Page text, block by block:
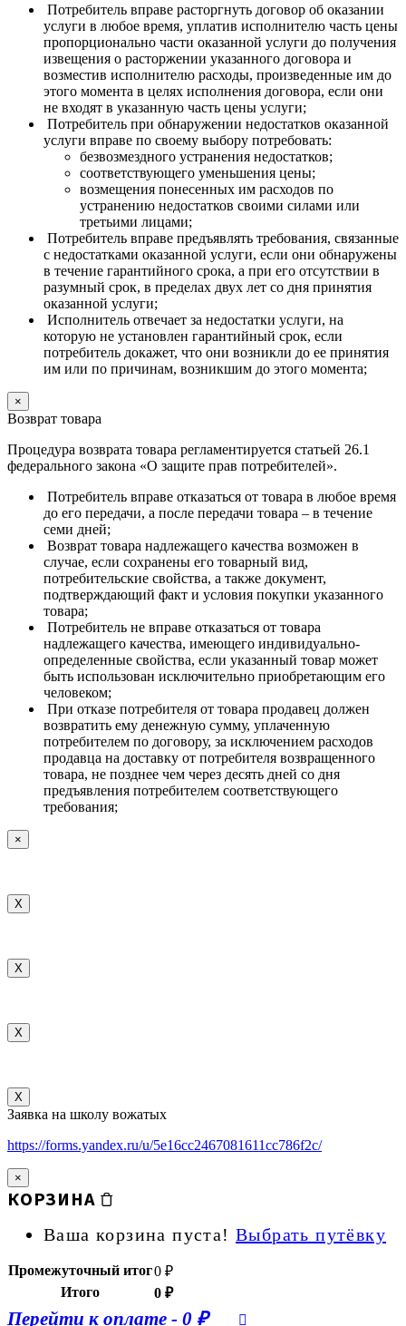
Потребитель вправе расторгнуть договор об оказании
услуги в любое время, уплатив исполнителю часть цены
пропорционально части оказанной услуги до получения
извещения о расторжении указанного договора и
возместив исполнителю расходы, произведенные им до
этого момента в целях исполнения договора, если они
не входят в указанную часть цены услуги;
Потребитель при обнаружении недостатков оказанной
услуги вправе по своему выбору потребовать:
безвозмездного устранения недостатков;
соответствующего уменьшения цены;
возмещения понесенных им расходов по
устранению недостатков своими силами или
третьими лицами;
Потребитель вправе предъявлять требования, связанные
с недостатками оказанной услуги, если они обнаружены
в течение гарантийного срока, а при его отсутствии в
разумный срок, в пределах двух лет со дня принятия
оказанной услуги;
Исполнитель отвечает за недостатки услуги, на
которую не установлен гарантийный срок, если
потребитель докажет, что они возникли до ее принятия
им или по причинам, возникшим до этого момента;
×
Возврат товара
Процедура возврата товара регламентируется статьей 26.1
федерального закона «О защите прав потребителей».
Потребитель вправе отказаться от товара в любое время
до его передачи, а после передачи товара – в течение
семи дней;
Возврат товара надлежащего качества возможен в
случае, если сохранены его товарный вид,
потребительские свойства, а также документ,
подтверждающий факт и условия покупки указанного
товара;
Потребитель не вправе отказаться от товара
надлежащего качества, имеющего индивидуально-
определенные свойства, если указанный товар может
быть использован исключительно приобретающим его
человеком;
При отказе потребителя от товара продавец должен
возвратить ему денежную сумму, уплаченную
потребителем по договору, за исключением расходов
продавца на доставку от потребителя возвращенного
товара, не позднее чем через десять дней со дня
предъявления потребителем соответствующего
требования;
×
X
X
X
X
Заявка на школу вожатых
https://forms.yandex.ru/u/5e16cc2467081611cc786f2c/
×
КОРЗИНА
Ваша корзина пуста! Выбрать путёвку
Промежуточный итог0 ₽
Итого
0 ₽
Перейти к оплате - 0 ₽